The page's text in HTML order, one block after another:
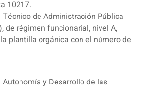
10217.
Técnico de Administración Pública
de régimen funcionarial, nivel A,
plantilla orgánica con el número de
y Desarrollo de las